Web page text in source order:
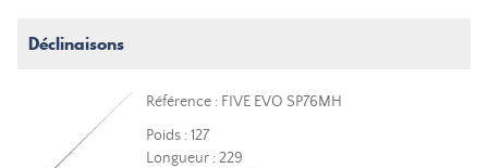
Déclinaisons
Référence : FIVE EVO SP76MH
Poids : 127
Longueur : 229